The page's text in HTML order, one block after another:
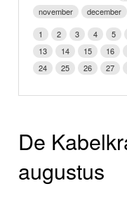
Info
november
december
1
2 3 4 5
13
14 15 16
24
25 26 27
De
augustus